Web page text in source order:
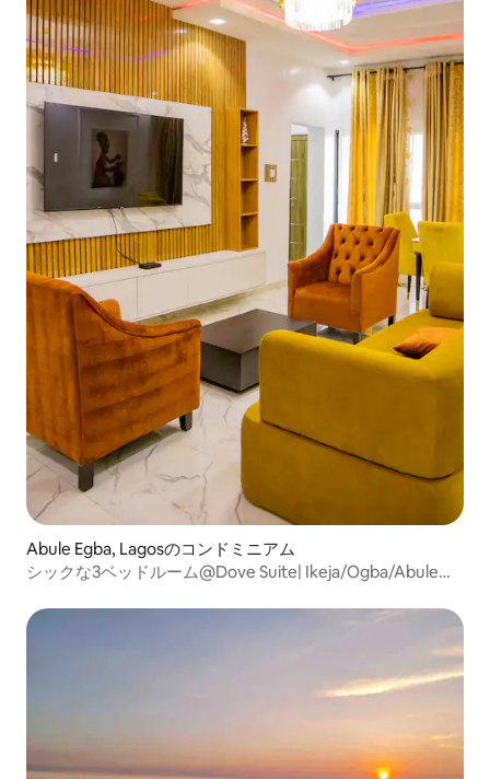
Abule Egba, Lagosのコンドミニアム
シックな3ベッドルーム@Dove Suite| Ikeja/Ogba/Abule